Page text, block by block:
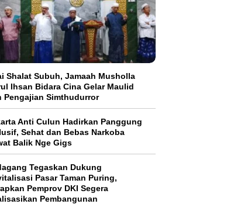
Shalat Subuh, Jamaah Musholla
Ihsan Bidara Cina Gelar Maulid
Pengajian Simthudurror
Anti Culun Hadirkan Panggung
Sehat dan Bebas Narkoba
Balik Nge Gigs
Tegaskan Dukung
Pasar Taman Puring,
Pemprov DKI Segera
Pembangunan